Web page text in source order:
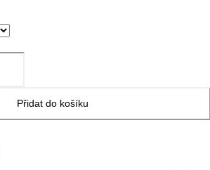
Přidat do košíku